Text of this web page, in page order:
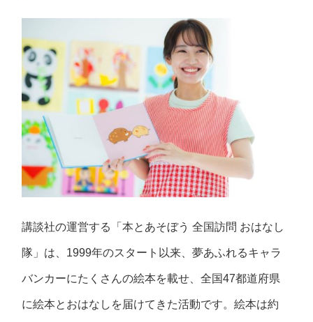
講談社の運営する「本とあそぼう 全国訪問 おはなし
隊」は、1999年のスタート以来、夢あふれるキャラ
バンカーにたくさんの絵本を載せ、全国47都道府県
に絵本とおはなしを届けてきた活動です。絵本は約